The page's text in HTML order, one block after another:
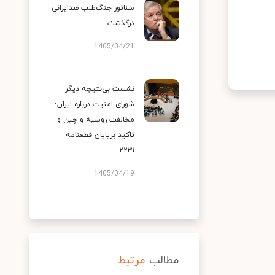
سناتور جنگ‌طلب ضدایرانی
درگذشت
1405/04/21
نشست بی‌نتیجه دیگر
شورای امنیت درباره ایران؛
مخالفت روسیه و چین و
تاکید برپایان قطعنامه
۲۲۳۱
1405/04/19
مطالب مرتبط